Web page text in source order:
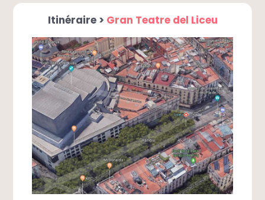
Itinéraire > Gran Teatre del Liceu